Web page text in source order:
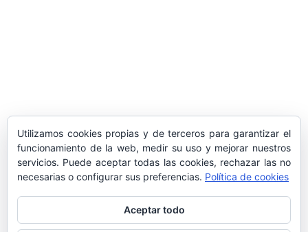
LA DELEGACIÓN DE TARRAGONA
ASISTE INVITADA A LA “CENA DE GALA
DE LAS CUATRO MARINAS”
Utilizamos cookies propias y de terceros para garantizar el
funcionamiento de la web, medir su uso y mejorar nuestros
servicios. Puede aceptar todas las cookies, rechazar las no
necesarias o configurar sus preferencias. Política de cookies
Aceptar todo